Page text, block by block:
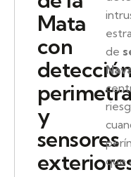
Mata
con
y
sensores
de
que